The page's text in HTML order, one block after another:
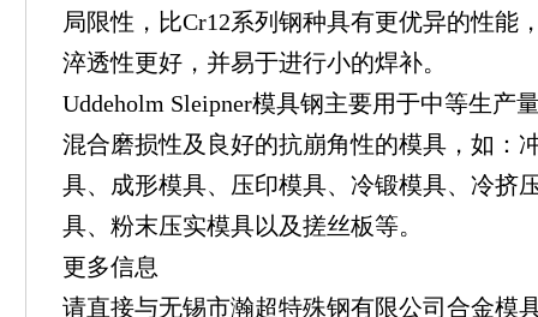
局限性，比Cr12系列钢种具有更优异的性能
淬透性更好，并易于进行小的焊补。
Uddeholm Sleipner模具钢主要用于中等生产
混合磨损性及良好的抗崩角性的模具，如：
具、成形模具、压印模具、冷锻模具、冷挤
具、粉末压实模具以及搓丝板等。
更多信息
请直接与无锡市瀚超特殊钢有限公司合金模